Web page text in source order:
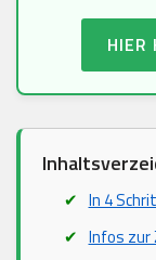
HIER
In 4
Infos zur